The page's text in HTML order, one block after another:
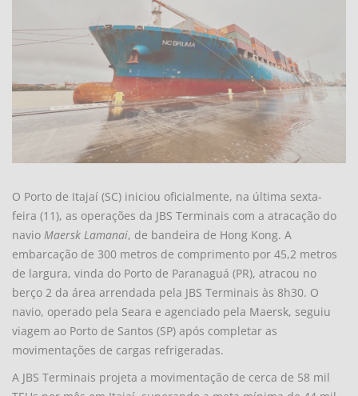
O Porto de Itajaí (SC) iniciou oficialmente, na última sexta-
feira (11), as operações da JBS Terminais com a atracação do
navio Maersk Lamanai, de bandeira de Hong Kong. A
embarcação de 300 metros de comprimento por 45,2 metros
de largura, vinda do Porto de Paranaguá (PR), atracou no
berço 2 da área arrendada pela JBS Terminais às 8h30. O
navio, operado pela Seara e agenciado pela Maersk, seguiu
viagem ao Porto de Santos (SP) após completar as
movimentações de cargas refrigeradas.
A JBS Terminais projeta a movimentação de cerca de 58 mil